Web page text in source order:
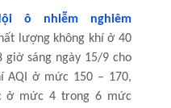
ô nhiễm nghiêm
lượng không khí ở 40
giờ sáng ngày 15/9 cho
AQI ở mức 150 – 170,
ở mức 4 trong 6 mức